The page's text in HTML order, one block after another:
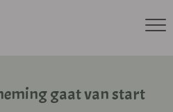
gaat van start